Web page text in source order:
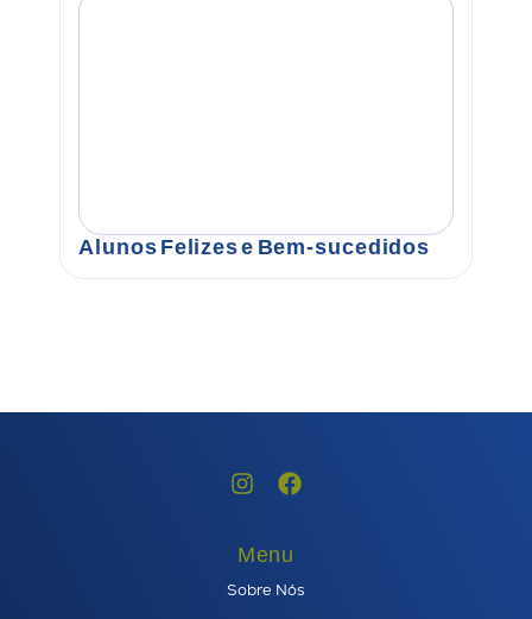
Alunos Felizes e Bem-sucedidos
Menu
Sobre Nós